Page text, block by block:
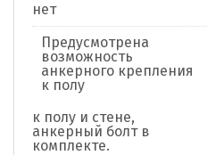
нет
Предусмотрена
возможность
анкерного крепления
к полу
к полу и стене,
анкерный болт в
комплекте.